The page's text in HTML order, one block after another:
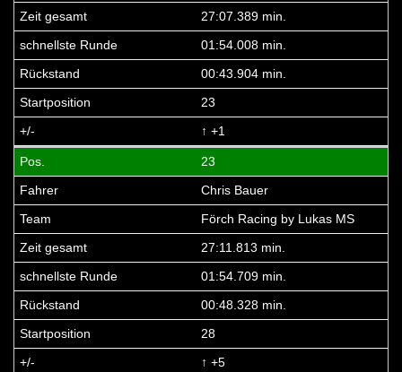
27:07.389 min.
01:54.008 min.
00:43.904 min.
23
↑ +1
23
Chris Bauer
Förch Racing by Lukas MS
27:11.813 min.
01:54.709 min.
00:48.328 min.
28
↑ +5